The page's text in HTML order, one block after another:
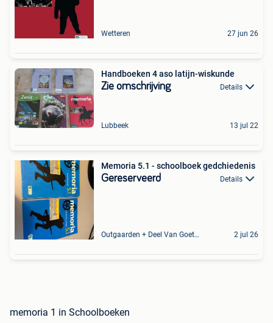
Wetteren 27 jun 26
Handboeken 4 aso latijn-wiskunde
Zie omschrijving Details
Lubbeek 13 jul 22
Memoria 5.1 - schoolboek gedchiedenis
Gereserveerd Details
Outgaarden + Deel Van Goetsenhoven 2 jul 26
memoria 1 in Schoolboeken